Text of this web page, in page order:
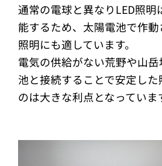
通常の電球と異なりLED照明
能するため、太陽電池で作
照明にも適しています。
電気の供給がない荒野や山
池と接続することで安定し
のは大きな利点となっていま